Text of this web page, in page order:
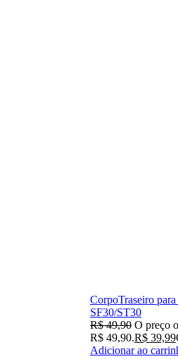
CorpoTraseiro
SF30/ST30
R$49,90 O preço
R$ 49,90.R$ 39,99
Adicionar ao